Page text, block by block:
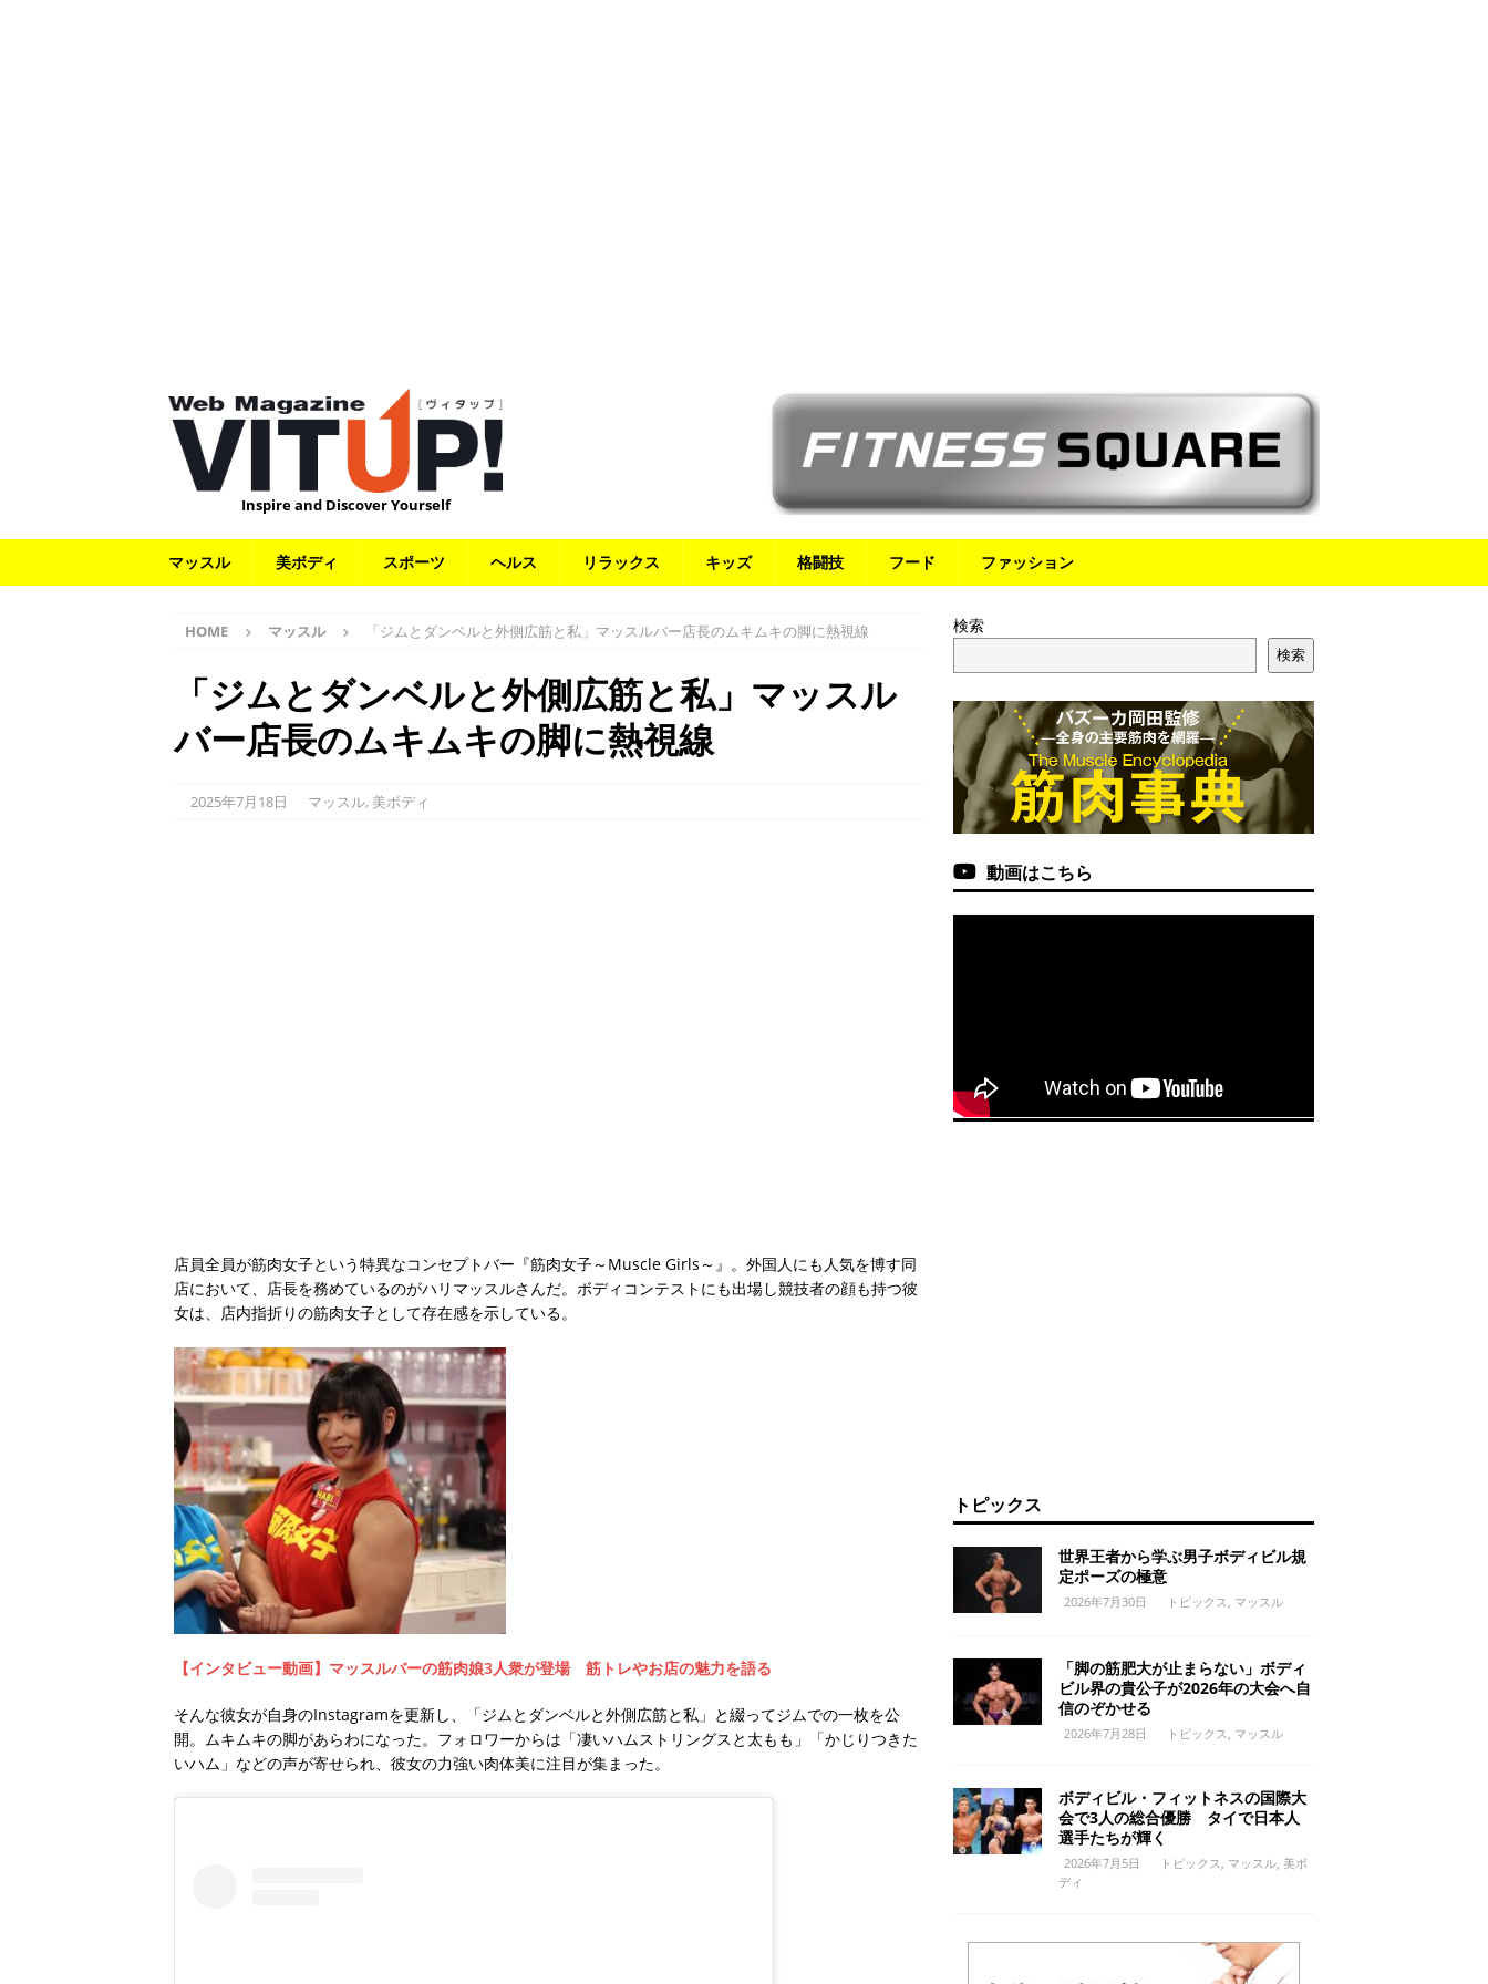
Inspire and Discover Yourself
マッスル 美ボディ スポーツ ヘルス リラックス キッズ 格闘技 フード ファッション
HOME マッスル 「ジムとダンベルと外側広筋と私」マッスルバー店長のムキムキの脚に熱視線
「ジムとダンベルと外側広筋と私」マッスル
バー店長のムキムキの脚に熱視線
2025年7月18日 マッスル, 美ボディ
店員全員が筋肉女子という特異なコンセプトバー『筋肉女子～Muscle Girls～』。外国人にも人気を博す同
店において、店長を務めているのがハリマッスルさんだ。ボディコンテストにも出場し競技者の顔も持つ彼
女は、店内指折りの筋肉女子として存在感を示している。
【インタビュー動画】マッスルバーの筋肉娘3人衆が登場 筋トレやお店の魅力を語る
そんな彼女が自身のInstagramを更新し、「ジムとダンベルと外側広筋と私」と綴ってジムでの一枚を公
開。ムキムキの脚があらわになった。フォロワーからは「凄いハムストリングスと太もも」「かじりつきた
いハム」などの声が寄せられ、彼女の力強い肉体美に注目が集まった。
検索
検索
動画はこちら
トピックス
世界王者から学ぶ男子ボディビル規
定ポーズの極意
2026年7月30日 トピックス マッスル
「脚の筋肥大が止まらない」ボディ
ビル界の貴公子が2026年の大会へ自
信のぞかせる
2026年7月28日 トピックス マッスル
ボディビル・フィットネスの国際大
会で3人の総合優勝 タイで日本人
選手たちが輝く
2026年7月5日 トピックス マッスル, 美ボ
ディ